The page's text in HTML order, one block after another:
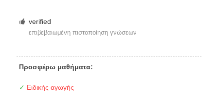
verified
επιβεβαιωμένη πιστοποίηση γνώσεων
Προσφέρω μαθήματα:
✓ Ειδικής αγωγής